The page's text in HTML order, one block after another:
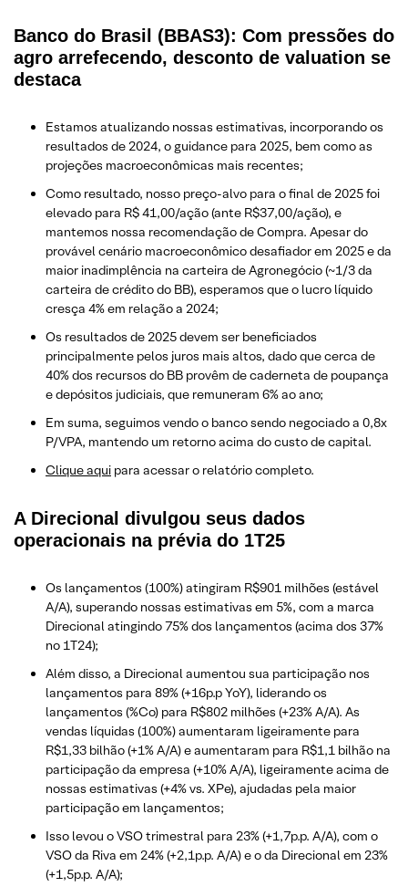
Banco do Brasil (BBAS3): Com pressões do
agro arrefecendo, desconto de valuation se
destaca
Estamos atualizando nossas estimativas, incorporando os
resultados de 2024, o guidance para 2025, bem como as
projeções macroeconômicas mais recentes;
Como resultado, nosso preço-alvo para o final de 2025 foi
elevado para R$ 41,00/ação (ante R$37,00/ação), e
mantemos nossa recomendação de Compra. Apesar do
provável cenário macroeconômico desafiador em 2025 e da
maior inadimplência na carteira de Agronegócio (~1/3 da
carteira de crédito do BB), esperamos que o lucro líquido
cresça 4% em relação a 2024;
Os resultados de 2025 devem ser beneficiados
principalmente pelos juros mais altos, dado que cerca de
40% dos recursos do BB provêm de caderneta de poupança
e depósitos judiciais, que remuneram 6% ao ano;
Em suma, seguimos vendo o banco sendo negociado a 0,8x
P/VPA, mantendo um retorno acima do custo de capital.
Clique aqui para acessar o relatório completo.
A Direcional divulgou seus dados
operacionais na prévia do 1T25
Os lançamentos (100%) atingiram R$901 milhões (estável
A/A), superando nossas estimativas em 5%, com a marca
Direcional atingindo 75% dos lançamentos (acima dos 37%
no 1T24);
Além disso, a Direcional aumentou sua participação nos
lançamentos para 89% (+16p.p YoY), liderando os
lançamentos (%Co) para R$802 milhões (+23% A/A). As
vendas líquidas (100%) aumentaram ligeiramente para
R$1,33 bilhão (+1% A/A) e aumentaram para R$1,1 bilhão na
participação da empresa (+10% A/A), ligeiramente acima de
nossas estimativas (+4% vs. XPe), ajudadas pela maior
participação em lançamentos;
Isso levou o VSO trimestral para 23% (+1,7p.p. A/A), com o
VSO da Riva em 24% (+2,1p.p. A/A) e o da Direcional em 23%
(+1,5p.p. A/A);